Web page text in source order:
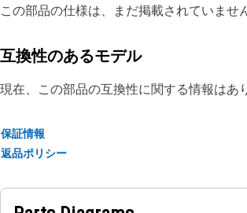
この部品の仕様は、まだ掲載されていません
互換性のあるモデル
現在、この部品の互換性に関する情報はあ
保証情報
返品ポリシー